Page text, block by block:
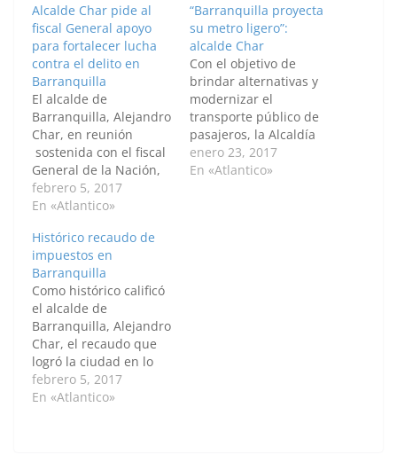
Alcalde Char pide al
fiscal General apoyo
para fortalecer lucha
contra el delito en
Barranquilla
El alcalde de
Barranquilla, Alejandro
Char, en reunión
sostenida con el fiscal
General de la Nación,
Néstor Humberto
Martínez, pidió el
planta de fiscales y de
investigadores
judiciales para la
ciudad de
Barranquilla,
considerando que más
capital humano
contribuirá a mejorar
la lucha contra el delito
y…
febrero 5, 2017
En «Atlantico»
“Barranquilla proyecta
su metro ligero”:
alcalde Char
Con el objetivo de
brindar alternativas y
modernizar el
transporte público de
pasajeros, la Alcaldía
de Barranquilla dio a
conocer los avances
enero 23, 2017
En «Atlantico»
Histórico recaudo de
impuestos en
Barranquilla
Como histórico calificó
el alcalde de
Barranquilla, Alejandro
Char, el recaudo que
logró la ciudad en lo
que concierne al
impuesto predial y de
febrero 5, 2017
En «Atlantico»